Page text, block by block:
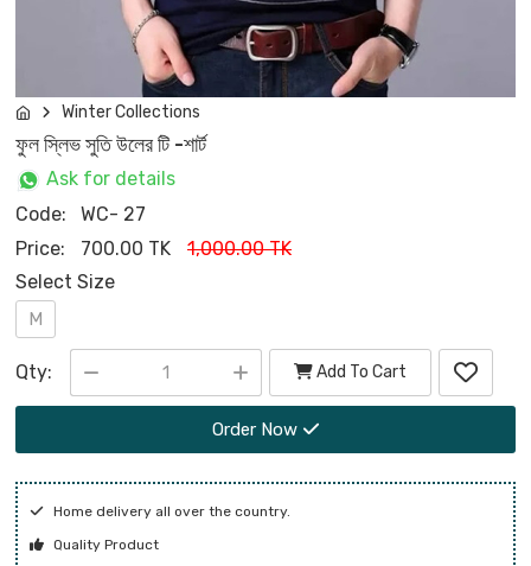
Winter Collections
ফুল স্লিভ সুতি উলের টি -শার্ট
Ask for details
Code:
WC- 27
Price:
700.00 TK
1,000.00 TK
Select Size
M
Qty: Add To Cart
Order Now
Home delivery all over the country.
Quality Product